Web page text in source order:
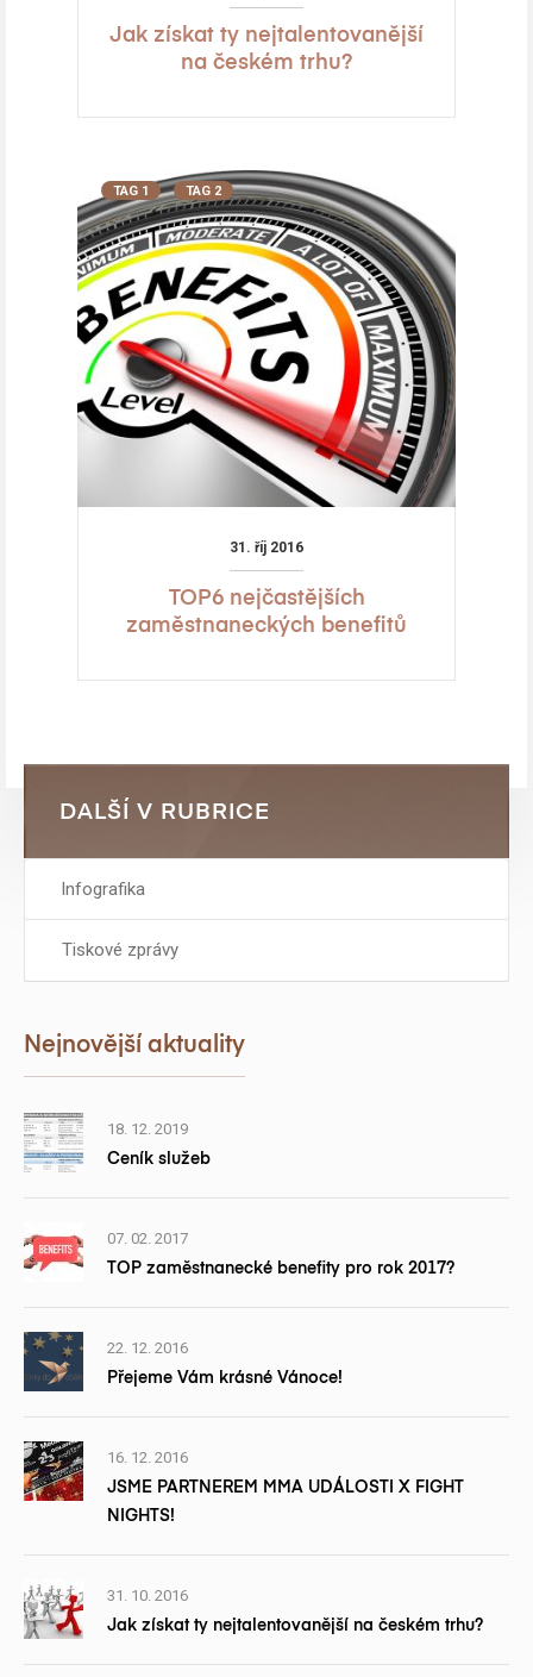
Jak získat ty nejtalentovanější
na českém trhu?
TAG 1 TAG 2
31. říj 2016
TOP6 nejčastějších
zaměstnaneckých benefitů
DALŠÍ V RUBRICE
Infografika
Tiskové zprávy
Nejnovější aktuality
18. 12. 2019
Ceník služeb
07. 02. 2017
TOP zaměstnanecké benefity pro rok 2017?
22. 12. 2016
Přejeme Vám krásné Vánoce!
16. 12. 2016
JSME PARTNEREM MMA UDÁLOSTI X FIGHT
NIGHTS!
31. 10. 2016
Jak získat ty nejtalentovanější na českém trhu?